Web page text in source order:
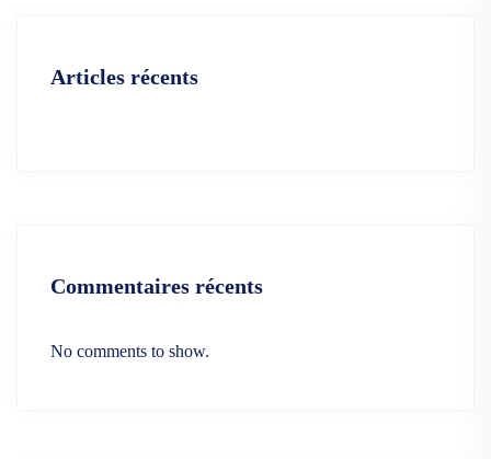
Articles récents
Commentaires récents
No comments to show.